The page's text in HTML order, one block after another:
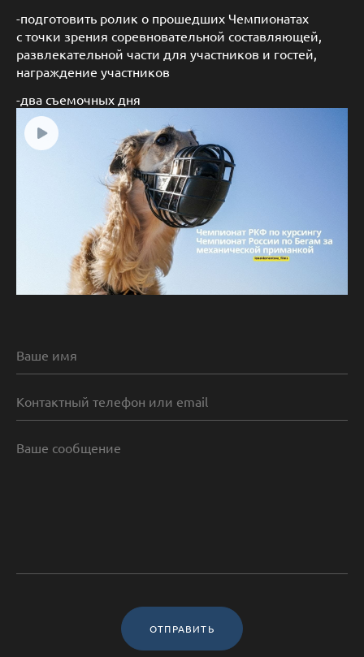
-подготовить ролик о прошедших Чемпионатах
с точки зрения соревновательной составляющей,
развлекательной части для участников и гостей,
награждение участников
-два съемочных дня
ОТПРАВИТЬ